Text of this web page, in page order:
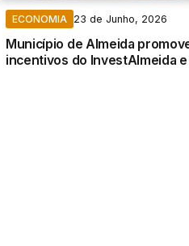
ECONOMIA 23 de Junho, 2026
Município de Almeida
incentivos do InvestAlmeida e